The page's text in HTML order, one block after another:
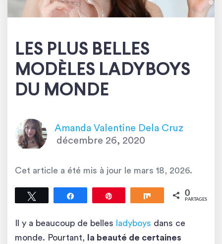
LES PLUS BELLES
MODÈLES LADYBOYS
DU MONDE
Amanda Valentine Dela Cruz
décembre 26, 2020
Cet article a été mis à jour le mars 18, 2026.
Partagez Partagez 0
PARTAGES
Il y a beaucoup de belles ladyboys dans ce
monde. Pourtant,
la beauté de certaines